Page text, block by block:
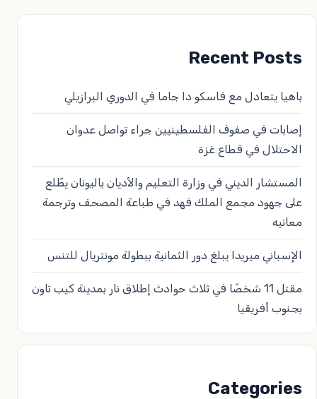
Recent Posts
باهيا يتعادل مع فاسكو دا جاما في الدوري البرازيلي
إصابات في صفوف الفلسطينيين جراء تواصل عدوان
الاحتلال في قطاع غزة
المستشار الديني في وزارة التعليم والأديان باليونان يطّلع
على جهود مجمع الملك فهد في طباعة المصحف وترجمة
معانيه
الإسباني ميريدا يبلغ دور الثمانية ببطولة مونتريال للتنس
مقتل 11 شخصًا في ثلاث حوادث إطلاق نار بمدينة كيب تاون
بجنوب أفريقيا
Categories